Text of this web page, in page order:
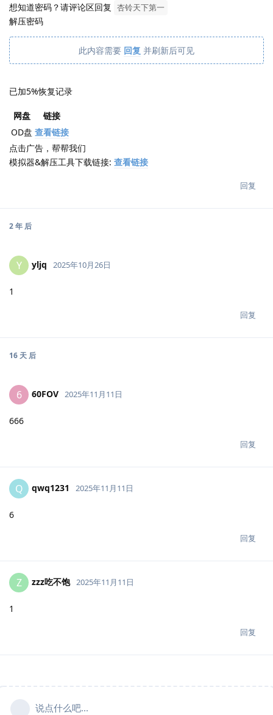
想知道密码？请评论区回复 杏铃天下第一
解压密码
此内容需要 回复 并刷新后可见
已加5%恢复记录
网盘
链接
OD盘 查看链接
点击广告，帮帮我们
模拟器&解压工具下载链接: 查看链接
回复
2 年 后
Y yljq 2025年10月26日
1
回复
16 天 后
6 60FOV 2025年11月11日
666
回复
Q qwq1231 2025年11月11日
6
回复
Z zzz吃不饱 2025年11月11日
1
回复
说点什么吧...